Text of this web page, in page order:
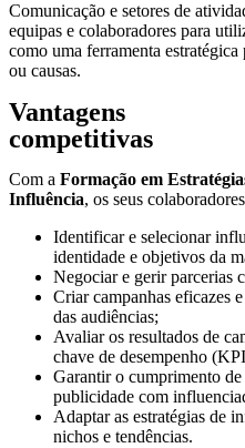
Comunicação e setores de
equipas e colaboradores para
como uma ferramenta
ou causas.
Vantagens
competitivas
Com a Formação em
Influência, os seus
Identificar e selecionar
identidade e objetivos da
Negociar e gerir parcerias
Criar campanhas eficazes
das audiências;
Avaliar os resultados de
chave de desempenho
Garantir o cumprimento de
publicidade com
Adaptar as estratégias de
nichos e tendências.